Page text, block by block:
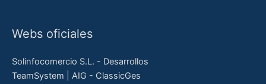
Webs oficiales
Solinfocomercio S.L. - Desarrollos
TeamSystem | AIG - ClassicGes